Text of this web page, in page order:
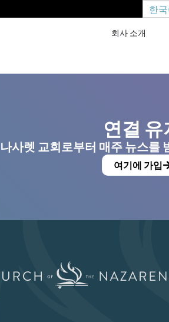
한
회사 소개
연결 유
나사렛 교회로부터 매주 뉴스를
여기에 가입